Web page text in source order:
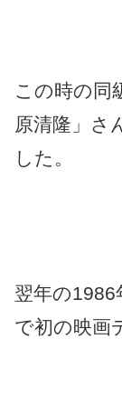
この時の同
原清隆」さ
した。
翌年の1986
で初の映画